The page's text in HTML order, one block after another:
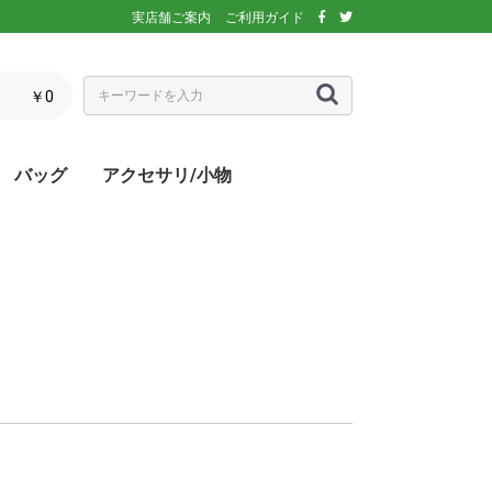
実店舗ご案内 ご利用ガイド
￥0
バッグ アクセサリ/小物